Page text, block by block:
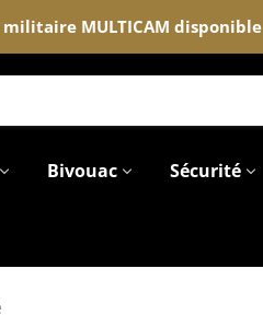
MULTICAM disponible
Bivouac Sécurité